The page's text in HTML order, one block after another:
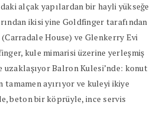
alçak yapılardan bir hayli yükseğe
ikisi yine Goldfinger tarafından
House) ve Glenkerry Evi
kule mimarisi üzerine yerleşmiş
Balron Kulesi’nde: konut
tamamen ayırıyor ve kuleyi ikiye
beton bir köprüyle, ince servis